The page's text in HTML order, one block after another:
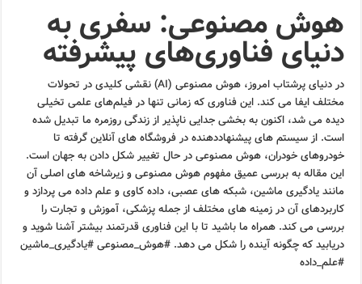
هوش مصنوعی: سفری به
دنیای فناوری‌های پیشرفته
در دنیای پرشتاب امروز، هوش مصنوعی (AI) نقشی کلیدی در تحولات
مختلف ایفا می کند. این فناوری که زمانی تنها در فیلم‌های علمی تخیلی
دیده می شد، اکنون به بخشی جدایی ناپذیر از زندگی روزمره ما تبدیل شده
است. از سیستم های پیشنهاددهنده در فروشگاه های آنلاین گرفته تا
خودروهای خودران، هوش مصنوعی در حال تغییر شکل دادن به جهان است.
این مقاله به بررسی عمیق مفهوم هوش مصنوعی و زیرشاخه های اصلی آن
مانند یادگیری ماشین، شبکه های عصبی، داده کاوی و علم داده می پردازد و
کاربردهای آن در زمینه های مختلف از جمله پزشکی، آموزش و تجارت را
بررسی می کند. همراه ما باشید تا با این فناوری قدرتمند بیشتر آشنا شوید و
دریابید که چگونه آینده را شکل می دهد. #هوش_مصنوعی #یادگیری_ماشین
#علم_داده